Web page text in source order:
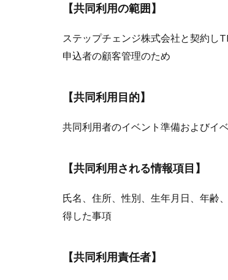
【共同利用の範囲】
ステップチェンジ株式会社と契約し
申込者の顧客管理のため
【共同利用目的】
共同利用者のイベント準備およびイ
【共同利用される情報項目】
氏名、住所、性別、生年月日、年齢
得した事項
【共同利用責任者】